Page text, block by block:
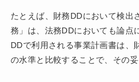
たとえば、財務DDにおいて検出
務」は、法務DDにおいても論点
DDで利用される事業計画書は、
の水準と比較することで、その妥